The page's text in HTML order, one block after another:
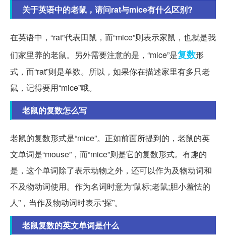
关于英语中的老鼠，请问rat与mice有什么区别?
在英语中，“rat”代表田鼠，而“mice”则表示家鼠，也就是我
们家里养的老鼠。另外需要注意的是，“mice”是复数形
式，而“rat”则是单数。所以，如果你在描述家里有多只老
鼠，记得要用“mice”哦。
老鼠的复数怎么写
老鼠的复数形式是“mice”。正如前面所提到的，老鼠的英
文单词是“mouse”，而“mice”则是它的复数形式。有趣的
是，这个单词除了表示动物之外，还可以作为及物动词和
不及物动词使用。作为名词时意为“鼠标;老鼠;胆小羞怯的
人”，当作及物动词时表示“探”。
老鼠复数的英文单词是什么